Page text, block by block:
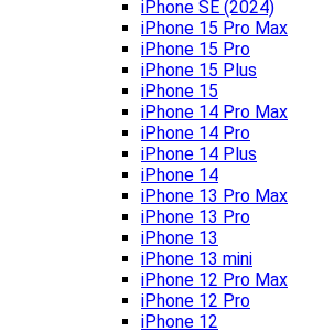
iPhone SE (2024)
iPhone 15 Pro Max
iPhone 15 Pro
iPhone 15 Plus
iPhone 15
iPhone 14 Pro Max
iPhone 14 Pro
iPhone 14 Plus
iPhone 14
iPhone 13 Pro Max
iPhone 13 Pro
iPhone 13
iPhone 13 mini
iPhone 12 Pro Max
iPhone 12 Pro
iPhone 12